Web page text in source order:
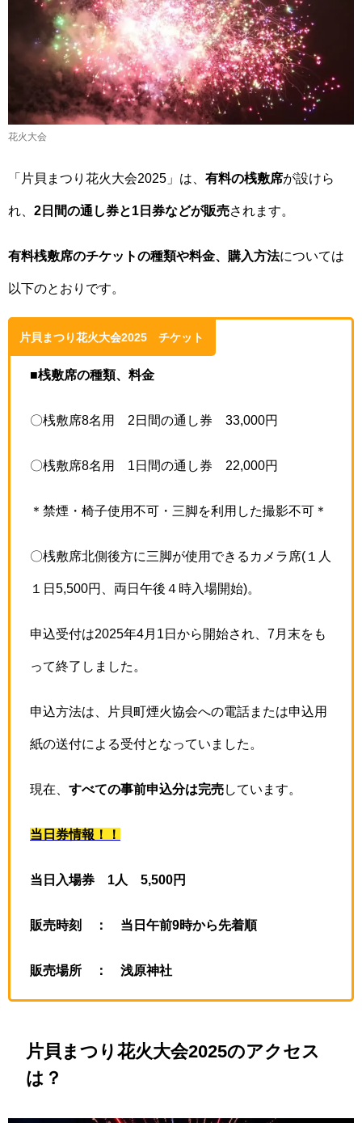
花火大会
「片貝まつり花火大会2025」は、 有料の桟敷席が設けら
れ、 2日間の通し券と1日券などが販売されます。
有料桟敷席のチケットの種類や料金、購入方法については
以下のとおりです。
片貝まつり花火大会2025 チケット
■桟敷席の種類、料金
〇桟敷席8名用 2日間の通し券 33,000円
〇桟敷席8名用 1日間の通し券 22,000円
＊禁煙・椅子使用不可・三脚を利用した撮影不可＊
〇桟敷席北側後方に三脚が使用できるカメラ席(１人
１日5,500円、両日午後４時入場開始)。
申込受付は2025年4月1日から開始され、7月末をも
って終了しました。
申込方法は、片貝町煙火協会への電話または申込用
紙の送付による受付となっていました。
現在、 すべての事前申込分は完売しています。
当日券情報！！
当日入場券 1人 5,500円
販売時刻 ： 当日午前9時から先着順
販売場所 ： 浅原神社
片貝まつり花火大会2025のアクセス
は？